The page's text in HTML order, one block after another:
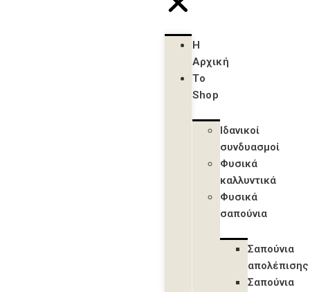
Η
Αρχική
Το
Shop
Ιδανικοί
συνδυασμοί
Φυσικά
καλλυντικά
Φυσικά
σαπούνια
Σαπούνια
απολέπισης
Σαπούνια